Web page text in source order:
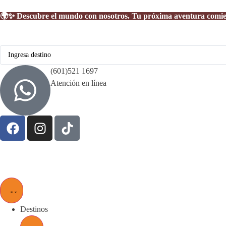
🌍✨ Descubre el mundo con nosotros. Tu próxima aventura
(601)521 1697
Atención en línea
Destinos